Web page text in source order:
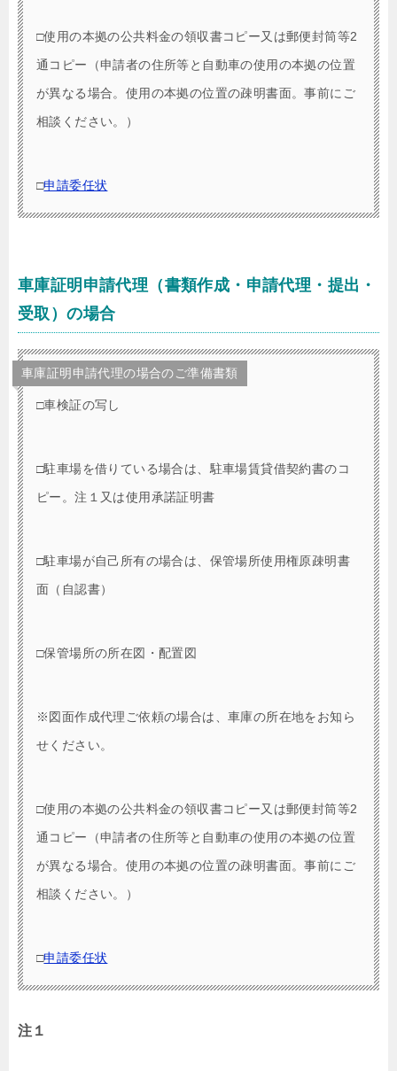
□使用の本拠の公共料金の領収書コピー又は郵便封筒等2
通コピー（申請者の住所等と自動車の使用の本拠の位置
が異なる場合。使用の本拠の位置の疎明書面。事前にご
相談ください。）
□申請委任状
車庫証明申請代理（書類作成・申請代理・提出・
受取）の場合
車庫証明申請代理の場合のご準備書類
□車検証の写し
□駐車場を借りている場合は、駐車場賃貸借契約書のコ
ピー。注１又は使用承諾証明書
□駐車場が自己所有の場合は、保管場所使用権原疎明書
面（自認書）
□保管場所の所在図・配置図
※図面作成代理ご依頼の場合は、車庫の所在地をお知ら
せください。
□使用の本拠の公共料金の領収書コピー又は郵便封筒等2
通コピー（申請者の住所等と自動車の使用の本拠の位置
が異なる場合。使用の本拠の位置の疎明書面。事前にご
相談ください。）
□申請委任状
注１